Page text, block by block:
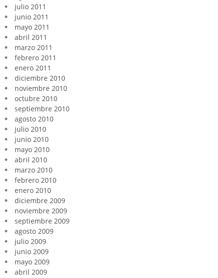
julio 2011
junio 2011
mayo 2011
abril 2011
marzo 2011
febrero 2011
enero 2011
diciembre 2010
noviembre 2010
octubre 2010
septiembre 2010
agosto 2010
julio 2010
junio 2010
mayo 2010
abril 2010
marzo 2010
febrero 2010
enero 2010
diciembre 2009
noviembre 2009
septiembre 2009
agosto 2009
julio 2009
junio 2009
mayo 2009
abril 2009